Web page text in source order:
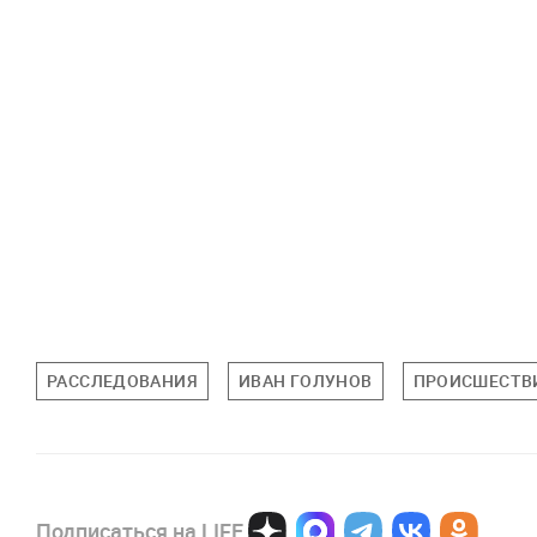
РАССЛЕДОВАНИЯ ИВАН ГОЛУНОВ
Подписаться на LIFE